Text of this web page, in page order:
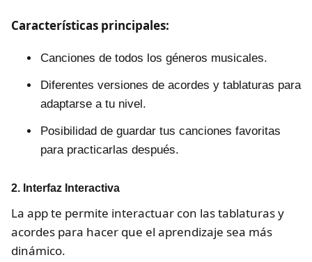
Características principales:
Canciones de todos los géneros musicales.
Diferentes versiones de acordes y tablaturas para
adaptarse a tu nivel.
Posibilidad de guardar tus canciones favoritas
para practicarlas después.
2. Interfaz Interactiva
La app te permite interactuar con las tablaturas y
acordes para hacer que el aprendizaje sea más
dinámico.